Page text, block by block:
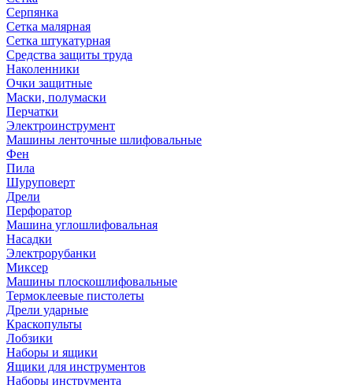
Серпянка
Сетка малярная
Сетка штукатурная
Средства защиты труда
Наколенники
Очки защитные
Маски, полумаски
Перчатки
Электроинструмент
Машины ленточные шлифовальные
Фен
Пила
Шуруповерт
Дрели
Перфоратор
Машина углошлифовальная
Насадки
Электрорубанки
Миксер
Машины плоскошлифовальные
Термоклеевые пистолеты
Дрели ударные
Краскопульты
Лобзики
Наборы и ящики
Ящики для инструментов
Наборы инструмента